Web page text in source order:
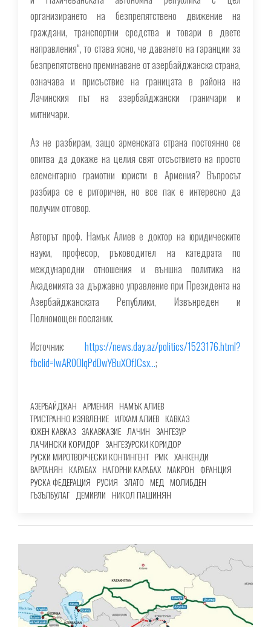
организирането на безпрепятствено движение на
граждани, транспортни средства и товари в двете
направления“, то става ясно, че даването на гаранции за
безпрепятствено преминаване от азербайджанска страна,
означава и присъствие на границата в района на
Лачинския път на азербайджански граничари и
митничари.
Аз не разбирам, защо арменската страна постоянно се
опитва да докаже на целия свят отсъствието на просто
елементарно грамотни юристи в Армения? Въпросът
разбира се е риторичен, но все пак е интересно да
получим отговор.
Авторът проф. Намък Алиев е доктор на юридическите
науки, професор, ръководител на катедрата по
международни отношения и външна политика на
Академията за държавно управление при Президента на
Азербайджанската Републики, Извънреден и
Полномощен посланик.
Источник: https://news.day.az/politics/1523176.html?
fbclid=IwAR0OIqPdDwYBuXOfJCsx…;
АЗЕРБАЙДЖАН АРМЕНИЯ НАМЪК АЛИЕВ
ТРИСТРАННО ИЗЯВЛЕНИЕ ИЛХАМ АЛИЕВ КАВКАЗ
ЮЖЕН КАВКАЗ ЗАКАВКАЗИЕ ЛАЧИН ЗАНГЕЗУР
ЛАЧИНСКИ КОРИДОР ЗАНГЕЗУРСКИ КОРИДОР
РУСКИ МИРОТВОРЧЕСКИ КОНТИНГЕНТ РМК ХАНКЕНДИ
ВАРТАНЯН КАРАБАХ НАГОРНИ КАРАБАХ МАКРОН ФРАНЦИЯ
РУСКА ФЕДЕРАЦИЯ РУСИЯ ЗЛАТО МЕД МОЛИБДЕН
ГЪЗЪЛБУЛАГ ДЕМИРЛИ НИКОЛ ПАШИНЯН